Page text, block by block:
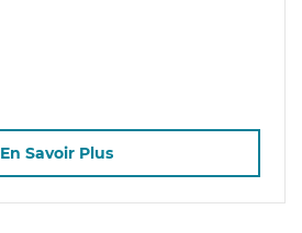
En Savoir Plus